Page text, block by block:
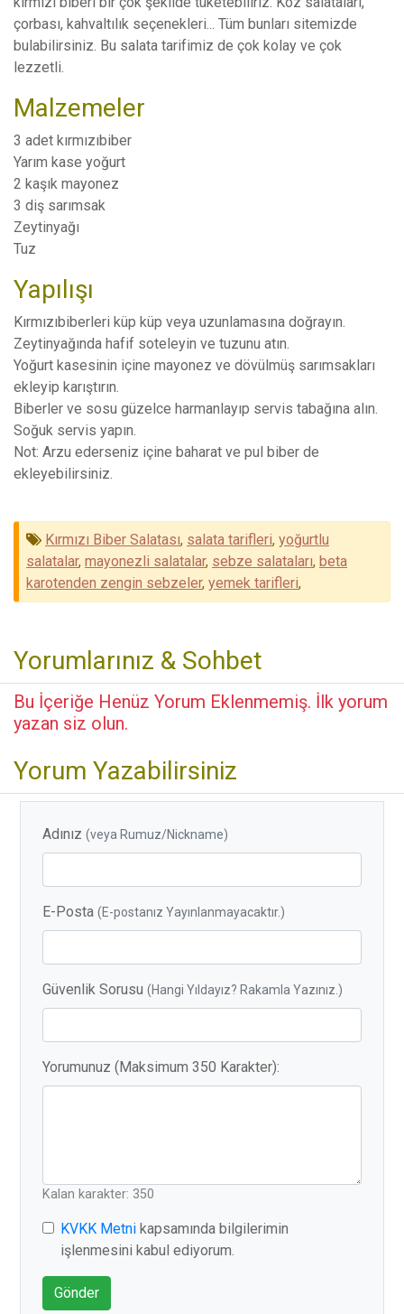
çorbası, kahvaltılık seçenekleri... Tüm bunları sitemizde
bulabilirsiniz. Bu salata tarifimiz de çok kolay ve çok
lezzetli.
Malzemeler
3 adet kırmızıbiber
Yarım kase yoğurt
2 kaşık mayonez
3 diş sarımsak
Zeytinyağı
Tuz
Yapılışı
Kırmızıbiberleri küp küp veya uzunlamasına doğrayın.
Zeytinyağında hafif soteleyin ve tuzunu atın.
Yoğurt kasesinin içine mayonez ve dövülmüş sarımsakları
ekleyip karıştırın.
Biberler ve sosu güzelce harmanlayıp servis tabağına alın.
Soğuk servis yapın.
Not: Arzu ederseniz içine baharat ve pul biber de
ekleyebilirsiniz.
Kırmızı Biber Salatası, salata tarifleri, yoğurtlu
salatalar, mayonezli salatalar, sebze salataları, beta
karotenden zengin sebzeler, yemek tarifleri,
Yorumlarınız & Sohbet
Bu İçeriğe Henüz Yorum Eklenmemiş. İlk yorum
yazan siz olun.
Yorum Yazabilirsiniz
Adınız(veya Rumuz/Nickname)
E-Posta(E-postanız Yayınlanmayacaktır.)
Güvenlik Sorusu(Hangi Yıldayız? Rakamla Yazınız.)
Yorumunuz (Maksimum 350 Karakter):
Kalan karakter: 350
KVKK Metni kapsamında bilgilerimin
işlenmesini kabul ediyorum.
Gönder